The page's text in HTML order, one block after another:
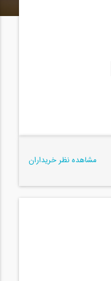
مشاهده نظر خریداران